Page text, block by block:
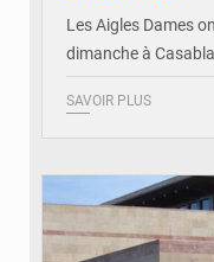
Les Aigles Dames
dimanche à
SAVOIR PLUS